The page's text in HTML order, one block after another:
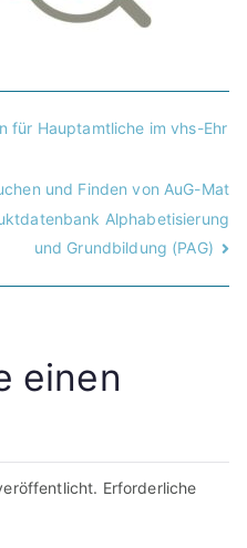
für Hauptamtliche im vhs-Ehr
und Finden von AuG-Mat
Alphabetisierung
und Grundbildung (PAG)
einen
Erforderliche